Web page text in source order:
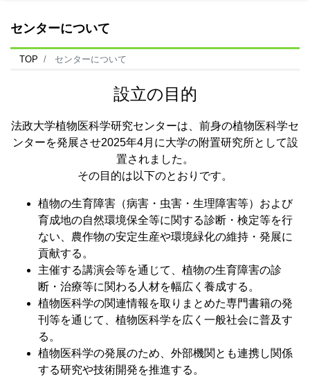
センターについて
TOP センターについて
設立の目的
法政大学植物医科学研究センターは、前身の植物医科学セ
ンターを発展させ2025年4月に大学の附置研究所として設
置されました。
その目的は以下のとおりです。
植物の生育障害（病害・虫害・生理障害等）および
育成地の自然環境保全等に関する診断・検定等を行
ない、農作物の安定生産や環境緑化の維持・発展に
貢献する。
主催する講演会等を通じて、植物の生育障害の診
断・治療等に関わる人材を幅広く養成する。
植物医科学の関連情報を取りまとめた専門書籍の発
刊等を通じて、植物医科学を広く一般社会に普及す
る。
植物医科学の発展のため、外部機関とも連携し関係
する研究や技術開発を推進する。